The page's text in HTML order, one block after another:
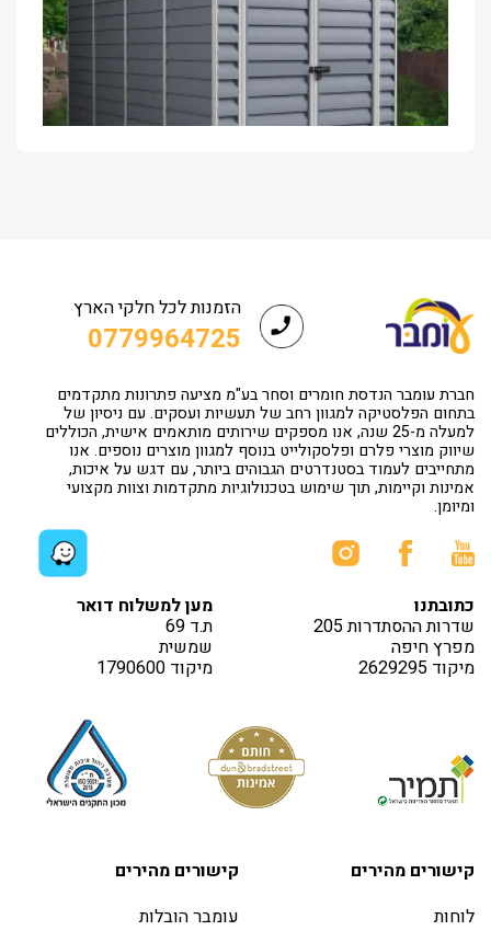
הזמנות לכל חלקי הארץ
0779964725
חברת עומבר הנדסת חומרים וסחר בע"מ מציעה פתרונות מתקדמים
בתחום הפלסטיקה למגוון רחב של תעשיות ועסקים. עם ניסיון של
למעלה מ-25 שנה, אנו מספקים שירותים מותאמים אישית, הכוללים
שיווק מוצרי פלרם ופלסקולייט בנוסף למגוון מוצרים נוספים. אנו
מתחייבים לעמוד בסטנדרטים הגבוהים ביותר, עם דגש על איכות,
אמינות וקיימות, תוך שימוש בטכנולוגיות מתקדמות וצוות מקצועי
ומיומן.
כתובתנו
שדרות ההסתדרות 205
מפרץ חיפה
מיקוד 2629295
מען למשלוח דואר
ת.ד 69
שמשית
מיקוד 1790600
קישורים מהירים
לוחות
קישורים מהירים
עומבר הובלות